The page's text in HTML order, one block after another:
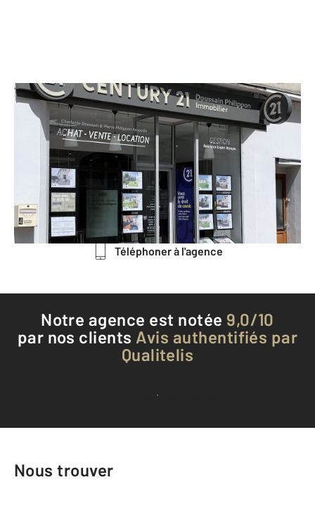
CENTURY 21 Doussain Philippon
Immobilier
4 rue Jean Moulin
CHATEAUDUN - 28200
Envoyer un message
Téléphoner à l'agence
Notre agence est notée 9,0/10
par nos clients Avis authentifiés par
Qualitelis
Voir tous les avis clients
Nous trouver